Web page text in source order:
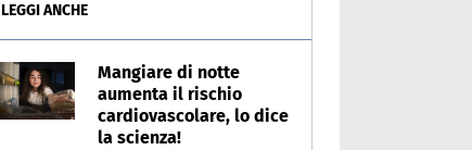
LEGGI ANCHE
Mangiare di notte
aumenta il rischio
cardiovascolare, lo dice
la scienza!